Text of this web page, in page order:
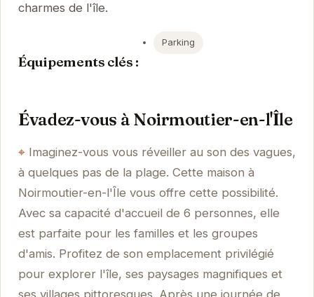
charmes de l'île.
Équipements clés :
Parking
Évadez-vous à Noirmoutier-en-l'Île
Imaginez-vous vous réveiller au son des vagues,
à quelques pas de la plage. Cette maison à
Noirmoutier-en-l'Île vous offre cette possibilité.
Avec sa capacité d'accueil de 6 personnes, elle
est parfaite pour les familles et les groupes
d'amis. Profitez de son emplacement privilégié
pour explorer l'île, ses paysages magnifiques et
ses villages pittoresques. Après une journée de